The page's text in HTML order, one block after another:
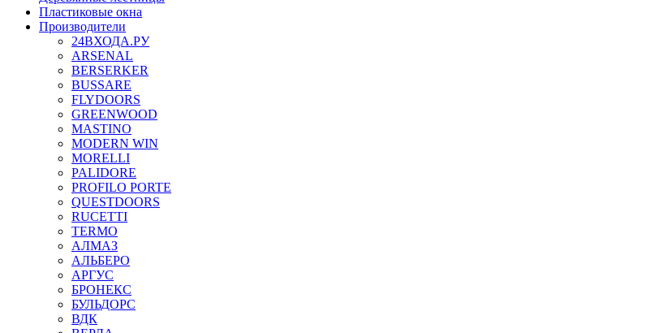
Пластиковые окна
Производители
24ВХОДА.РУ
ARSENAL
BERSERKER
BUSSARE
FLYDOORS
GREENWOOD
MASTINO
MODERN WIN
MORELLI
PALIDORE
PROFILO PORTE
QUESTDOORS
RUCETTI
TERMO
АЛМАЗ
АЛЬБЕРО
АРГУС
БРОНЕКС
БУЛЬДОРС
ВДК